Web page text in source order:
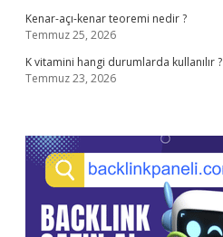
Kenar-açı-kenar teoremi nedir ?
Temmuz 25, 2026
K vitamini hangi durumlarda kullanılır ?
Temmuz 23, 2026